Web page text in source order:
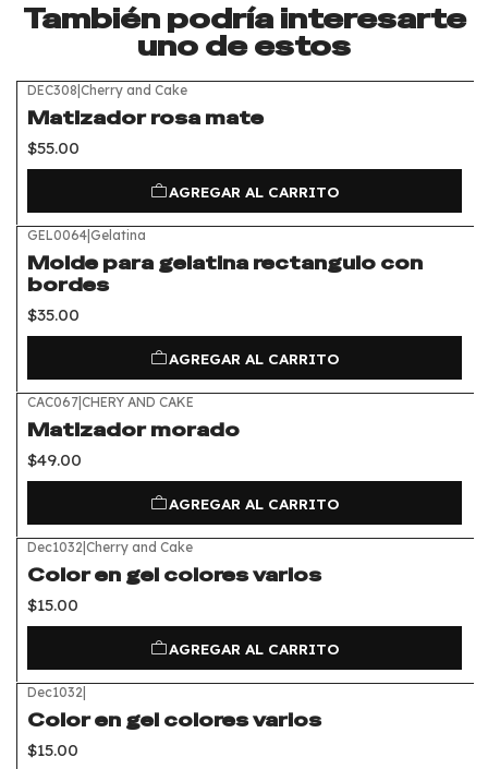
También podría interesarte
uno de estos
DEC308|Cherry and Cake
Matizador rosa mate
$55.00
AGREGAR AL CARRITO
GEL0064|Gelatina
Molde para gelatina rectangulo con
bordes
$35.00
AGREGAR AL CARRITO
CAC067|CHERY AND CAKE
Matizador morado
$49.00
AGREGAR AL CARRITO
Dec1032|Cherry and Cake
Color en gel colores varios
$15.00
AGREGAR AL CARRITO
Dec1032|
Color en gel colores varios
$15.00